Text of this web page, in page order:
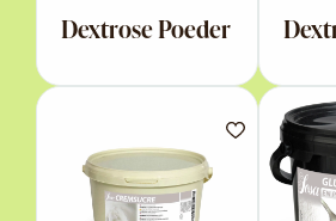
Dextrose Poeder